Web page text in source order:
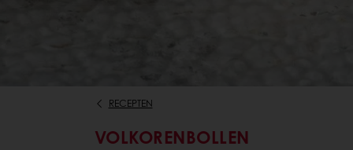
RECEPTEN
VOLKORENBOLLEN